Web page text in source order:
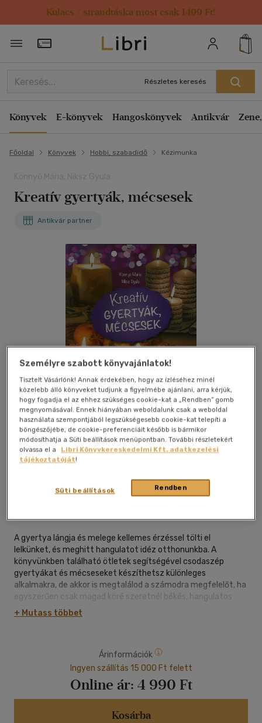
Kulacs / strandtáska most csak 1499 Ft!
Törzsvásárlói Kártya adatai
Részletes keresés
Könyvek E-könyvek Hangoskönyvek Antikvár
Főoldal Könyvek Hobbi, szabadidő Kézimunka
Kreatív gyertyák, mécsesek
Antikvár partner
Kívánságlistához adom Megosztom
Pannon-Literatúra Kft.|2013 papír / puha kötés
A gyertya lángja és melege kellemes érzéssel tölti el
lelkünket, és meghitt hangulatot idéz otthonunkba. A
könyvünkben található ötletek segítségével csodaszép
gyertyákat és mécseseket készíthetsz különleges
alkalmakra, de akkor is megtalálod a számodra megfelelőt, ha
egyszerűen csak magad köré szeretnél békés, hangulatos
környezetet varázsolni. Minden modellt "lépésről lépésre
fotókkal" illusztráltunk a könnyebb elkészítés érdekében.
+ Mutass többet
Árinformációk
Ingyen szállítás 15 000 Ft felett
Online ár: 4 990 Ft
Kosárba
Személyre szabott könyvajánlatok!
Tisztelt Vásárlónk! Annak érdekében, hogy az ízléséhez minél
közelebb álló könyveket tudjunk a figyelmébe ajánlani, arra kérjük,
hogy fogadja el az ehhez szükséges cookie-kat a „Rendben” gomb
megnyomásával. Ennek hiányában weboldalunk csak a weboldal
használata szempontjából legszükségesebb cookie-kat telepíti a
böngészőjébe, de cookie-preferenciáit később is bármikor
módosíthatja a Süti beállítások menüpontban. További részletekért
olvassa el a
Libri Könyvkereskedelmi Kft. adatkezelési
tájékoztatóját!
Rendben
Süti beállítások